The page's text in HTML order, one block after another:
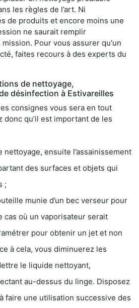
les règles de l’art. Ni
de produits et encore moins une
ne saurait remplir
Pour vous assurer qu'un
faites recours à des experts du
de nettoyage,
désinfection à Estivareilles
consignes vous sera en tout
donc qu’il est important de les
nettoyage, ensuite l’assainissement
des surfaces et objets qui
;
munie d’un bec verseur pour
cas où un vaporisateur serait
pour obtenir un jet et non
à cela, vous diminuerez les
le liquide nettoyant,
au-dessus du linge. Disposez
faire une utilisation successive des